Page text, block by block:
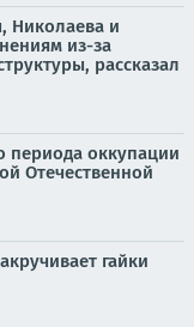
Николаева и
из-за
рассказал
периода оккупации
Отечественной
гайки